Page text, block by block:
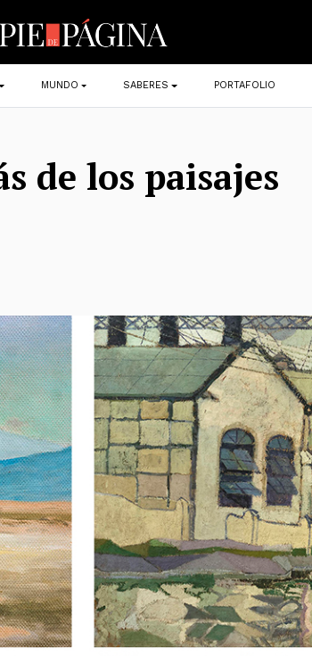
MUNDO SABERES PORTAFOLIO
de los paisajes